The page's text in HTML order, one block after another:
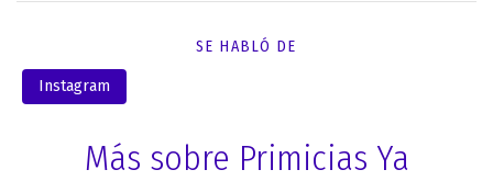
SE HABLÓ DE
Instagram
Más sobre Primicias Ya